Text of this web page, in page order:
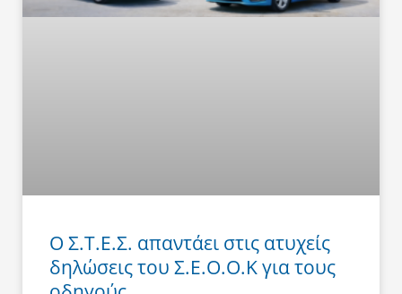
Ο Σ.Τ.Ε.Σ. απαντάει στις ατυχείς
δηλώσεις του Σ.Ε.Ο.Ο.Κ για τους